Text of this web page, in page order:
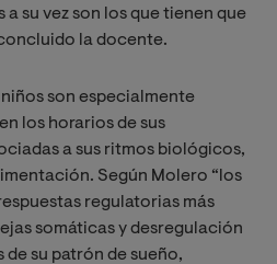
su vez son los que tienen que
la docente.
son especialmente
los horarios de sus
a sus ritmos biológicos,
Según Molero “los
regulatorias más
somáticas y desregulación
su patrón de sueño,